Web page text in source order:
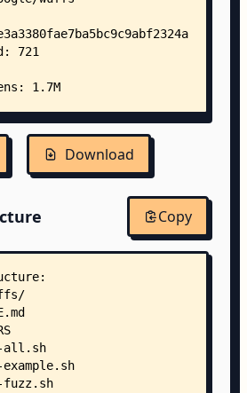
Download
Copy
all.sh
fuzz.sh